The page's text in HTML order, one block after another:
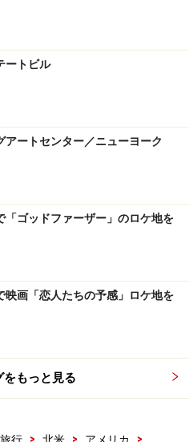
ートビル
アートセンター／ニューヨーク
「ゴッドファーザー」のロケ地を
映画「恋人たちの予感」ロケ地を
をもっと見る
> >
>